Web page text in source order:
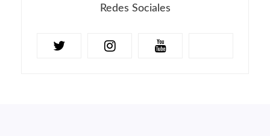
Redes Sociales